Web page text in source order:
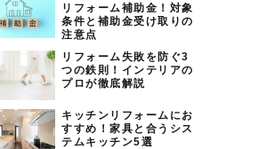
リフォーム補助金！対象
条件と補助金受け取りの
注意点
リフォーム失敗を防ぐ3
つの鉄則！インテリアの
プロが徹底解説
キッチンリフォームにお
すすめ！家具と合うシス
テムキッチン5選